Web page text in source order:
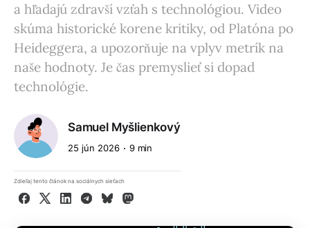
a hľadajú zdravší vzťah s technológiou. Video
skúma historické korene kritiky, od Platóna po
Heideggera, a upozorňuje na vplyv metrík na
naše hodnoty. Je čas premyslieť si dopad
technológie.
Samuel Myšlienkový
25 jún 2026 9 min
Zdieľaj tento článok na sociálnych sieťach
Facebook
X LinkedInTelegram
BlueskyMastodon